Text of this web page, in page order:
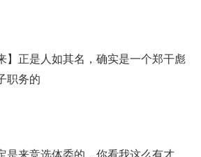
】正是人如其名，确实是一个郑干彪
职务的